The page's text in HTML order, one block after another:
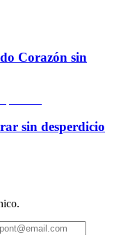
Corazón sin
sin desperdicio